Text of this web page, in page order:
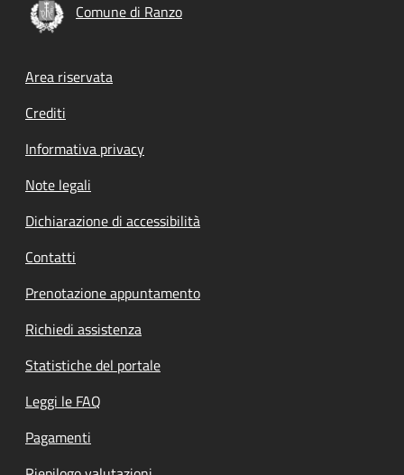
Comune di Ranzo
Footer menu
Area riservata
Crediti
Informativa privacy
Note legali
Dichiarazione di accessibilità
Contatti
Prenotazione appuntamento
Richiedi assistenza
Statistiche del portale
Leggi le FAQ
Pagamenti